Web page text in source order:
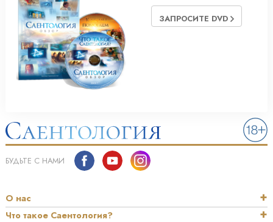
ЗАПРОСИТЕ DVD
БУДЬТЕ С НАМИ
О нас
Что такое Саентология?